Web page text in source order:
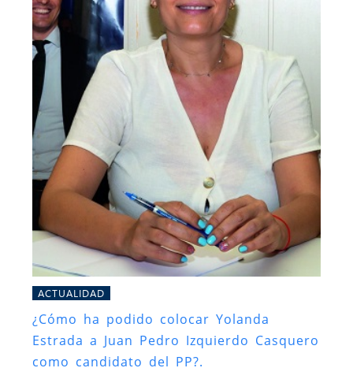
ACTUALIDAD
¿Cómo ha podido colocar Yolanda
Estrada a Juan Pedro Izquierdo Casquero
como candidato del PP?.